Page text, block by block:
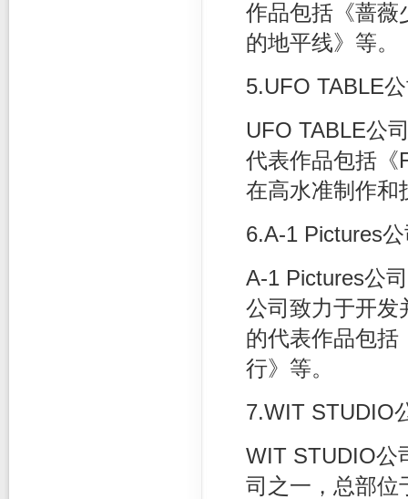
作品包括《蔷薇
的地平线》等。
5.UFO TABLE
UFO TABLE公
代表作品包括《
在高水准制作和
6.A-1 Pictures
A-1 Pictures公
公司致力于开发
的代表作品包括
行》等。
7.WIT STUDIO
WIT STUDIO公
司之一，总部位